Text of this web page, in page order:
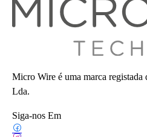
Micro Wire é uma marca
Lda.
Siga-nos Em